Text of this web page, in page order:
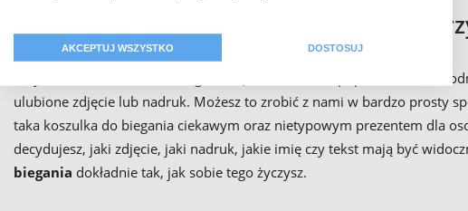
Pomysł na prezent oraz
Indywidualne koszulki do biegania są niesamowicie popularne oraz
ulubione zdjęcie lub nadruk. Możesz to zrobić z nami w bardzo prosty
taka koszulka do biegania ciekawym oraz nietypowym prezentem dla
decydujesz, jaki zdjęcie, jaki nadruk, jakie imię czy tekst mają być
biegania dokładnie tak, jak sobie tego życzysz.
AKCEPTUJ WSZYSTKO DOSTOSUJ